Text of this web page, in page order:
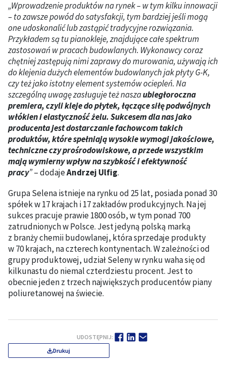
„Wprowadzenie produktów na rynek – w tym kilku innowacji
– to zawsze powód do satysfakcji, tym bardziej jeśli mogą
one udoskonalić lub zastąpić tradycyjne rozwiązania.
Przykładem są tu pianokleje, znajdujące całe spektrum
zastosowań w pracach budowlanych. Wykonawcy coraz
chętniej zastępują nimi zaprawy do murowania, używają ich
do klejenia dużych elementów budowlanych jak płyty G-K,
czy też jako istotny element systemów ociepleń. Na
szczególną uwagę zasługuje też naszaubiegłoroczna
premiera, czyli kleje do płytek, łączące siłę podwójnych
włókien i elastyczność żelu. Sukcesem dla nas jako
producenta jest dostarczanie fachowcom takich
produktów, które spełniają wysokie wymogi jakościowe,
techniczne czy prośrodowiskowe, a przede wszystkim
mają wymierny wpływ na szybkość i efektywność
pracy”– dodajeAndrzej Ulfig.
Grupa Selena istnieje na rynku od 25 lat, posiada ponad 30
spółek w 17 krajach i 17 zakładów produkcyjnych. Na jej
sukces pracuje prawie 1800 osób, w tym ponad 700
zatrudnionych w Polsce. Jest jedyną polską marką
z branży chemii budowlanej, która sprzedaje produkty
w 70 krajach, na czterech kontynentach. W zależności od
grupy produktowej, udział Seleny w rynku waha się od
kilkunastu do niemal czterdziestu procent. Jest to
obecnie jeden z trzech największych producentów piany
poliuretanowej na świecie.
UDOSTĘPNIJ:
Drukuj